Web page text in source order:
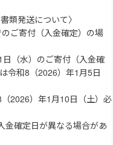
類発送について〉
ご寄付（入金確定）の場
（水）のご寄付（入金確
令和8（2026）年1月5日
2026）年1月10日（土）必
金確定日が異なる場合があ